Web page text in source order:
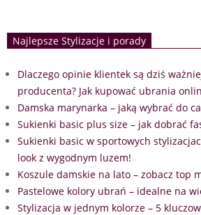
Najlepsze Stylizacje i porady
Dlaczego opinie klientek są dziś
producenta? Jak kupować ubrania
Damska marynarka – jaką wybrać do
Sukienki basic plus size – jak dobrać
Sukienki basic w sportowych
look z wygodnym luzem!
Koszule damskie na lato – zobacz top
Pastelowe kolory ubrań – idealne na
Stylizacja w jednym kolorze – 5